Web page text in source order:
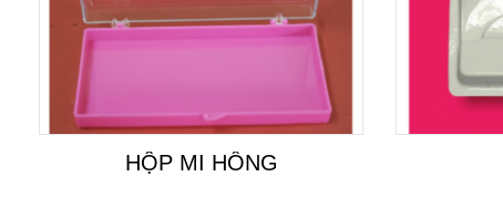
HỘP MI HỒNG